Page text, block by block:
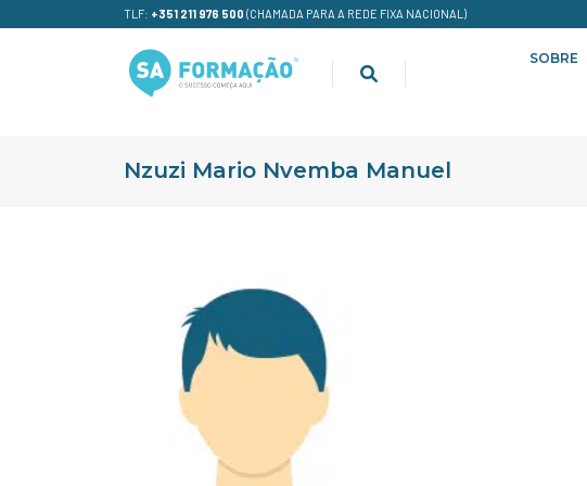
TLF: +351 211 976 500 (CHAMADA PARA A REDE FIXA NACIONAL)
SOBRE
Nzuzi Mario Nvemba Manuel